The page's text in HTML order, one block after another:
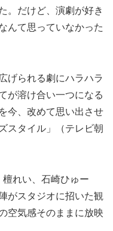
。だけど、演劇が好き
んて思っていなかった
げられる劇にハラハラ
が溶け合い一つになる
今、改めて思い出させ
スタイル」（テレビ朝
れい、石崎ひゅー
がスタジオに招いた観
空気感そのままに放映